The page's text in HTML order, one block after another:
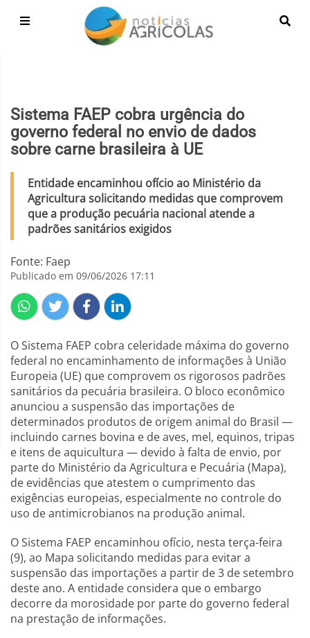
Sistema FAEP cobra urgência do
governo federal no envio de dados
sobre carne brasileira à UE
Entidade encaminhou ofício ao Ministério da
Agricultura solicitando medidas que comprovem
que a produção pecuária nacional atende a
padrões sanitários exigidos
Fonte: Faep
Publicado em 09/06/2026 17:11
O Sistema FAEP cobra celeridade máxima do governo
federal no encaminhamento de informações à União
Europeia (UE) que comprovem os rigorosos padrões
sanitários da pecuária brasileira. O bloco econômico
anunciou a suspensão das importações de
determinados produtos de origem animal do Brasil —
incluindo carnes bovina e de aves, mel, equinos, tripas
e itens de aquicultura — devido à falta de envio, por
parte do Ministério da Agricultura e Pecuária (Mapa),
de evidências que atestem o cumprimento das
exigências europeias, especialmente no controle do
uso de antimicrobianos na produção animal.
O Sistema FAEP encaminhou ofício, nesta terça-feira
(9), ao Mapa solicitando medidas para evitar a
suspensão das importações a partir de 3 de setembro
deste ano. A entidade considera que o embargo
decorre da morosidade por parte do governo federal
na prestação de informações.